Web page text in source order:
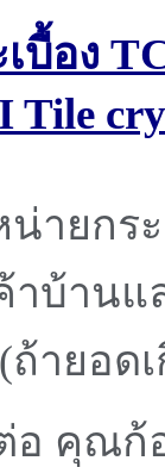
เบื้อง
Tile
น่ายกร
าบ้านแ
ถ้ายอด
อ คุณก้อ